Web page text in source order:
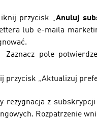
przycisk „Anuluj
lub e-maila
Zaznacz pole
przycisk „Aktualizuj
rezygnacja z
Rozpatrzenie